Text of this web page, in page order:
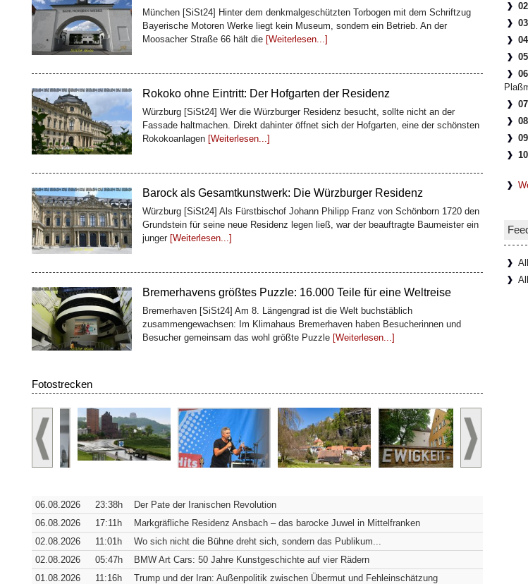
Bayerische Motoren Werke liegt kein Museum, sondern ein Betrieb. An der
Moosacher Straße 66 hält die
[Weiterlesen...]
Rokoko ohne Eintritt: Der Hofgarten der Residenz
Würzburg [SiSt24] Wer die Würzburger Residenz besucht, sollte nicht an der
Fassade haltmachen. Direkt dahinter öffnet sich der Hofgarten, eine der schönsten
Rokokoanlagen
[Weiterlesen...]
Barock als Gesamtkunstwerk: Die Würzburger Residenz
Würzburg [SiSt24] Als Fürstbischof Johann Philipp Franz von Schönborn 1720 den
Grundstein für seine neue Residenz legen ließ, war der beauftragte Baumeister ein
junger [Weiterlesen...]
Bremerhavens größtes Puzzle: 16.000 Teile für eine Weltreise
Bremerhaven [SiSt24] Am 8. Längengrad ist die Welt buchstäblich
zusammengewachsen: Im Klimahaus Bremerhaven haben Besucherinnen und
Besucher gemeinsam das wohl größte Puzzle
[Weiterlesen...]
Würzburg [SiSt24] Wer die Würzburger Residenz besucht, sieht meist nur die halbe
Geschichte: Oben glänzen Treppenhaus und die Fresken Tiepolos, unten liegt ein
zweites Bauwerk [Weiterlesen...]
sich in ihrer südwestlichen Ecke verbirgt. Hinter einer schlichten, viergeschossigen
Fassade[Weiterlesen...]
Wie Bremens ärmstes Viertel zum teuersten Pflaster wurde
Fotostrecken
06.08.2026 23:38h
Der Pate der Iranischen Revolution
06.08.2026
17:11h
Markgräfliche Residenz Ansbach – das barocke Juwel in Mittelfranken
02.08.2026
11:01h
Wo sich nicht die Bühne dreht sich, sondern das Publikum...
02.08.2026
05:47h
BMW Art Cars: 50 Jahre Kunstgeschichte auf vier Rädern
01.08.2026
11:16h
Trump und der Iran: Außenpolitik zwischen Übermut und Fehleinschätzung